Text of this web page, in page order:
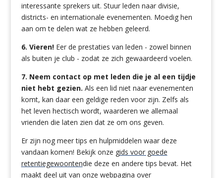
interessante sprekers uit. Stuur leden naar divisie,
districts- en internationale evenementen. Moedig hen
aan om te delen wat ze hebben geleerd.
6. Vieren!Eer de prestaties van leden - zowel binnen
als buiten je club - zodat ze zich gewaardeerd voelen.
7. Neem contact op met leden die je al een tijdje
niet hebt gezien. Als een lid niet naar evenementen
komt, kan daar een geldige reden voor zijn. Zelfs als
het leven hectisch wordt, waarderen we allemaal
vrienden die laten zien dat ze om ons geven.
Er zijn nog meer tips en hulpmiddelen waar deze
vandaan komen! Bekijk onze gids voor goede
retentiegewoontendie deze en andere tips bevat. Het
maakt deel uit van onze webpagina over